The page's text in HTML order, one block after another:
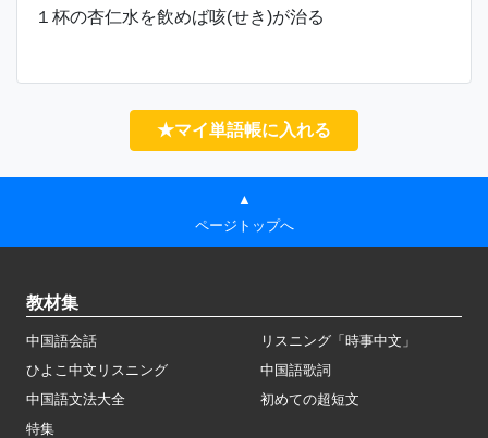
１杯の杏仁水を飲めば咳(せき)が治る
★マイ単語帳に入れる
▲
ページトップへ
教材集
中国語会話
リスニング「時事中文」
ひよこ中文リスニング
中国語歌詞
中国語文法大全
初めての超短文
特集